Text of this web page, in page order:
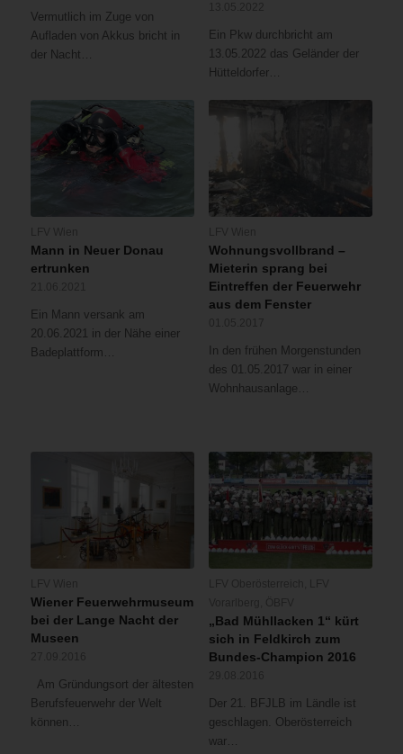
Vermutlich im Zuge von
Aufladen von Akkus bricht in
der Nacht…
Ein Pkw durchbricht am
13.05.2022 das Geländer der
Hütteldorfer…
Mann in Neuer Donau
ertrunken
Ein Mann versank am
20.06.2021 in der Nähe einer
Badeplattform…
Wohnungsvollbrand –
Mieterin sprang bei
Eintreffen der Feuerwehr
aus dem Fenster
In den frühen Morgenstunden
des 01.05.2017 war in einer
Wohnhausanlage…
Wiener Feuerwehrmuseum
bei der Lange Nacht der
Museen
Am Gründungsort der ältesten
Berufsfeuerwehr der Welt
können…
„Bad Mühllacken 1“ kürt
sich in Feldkirch zum
Bundes-Champion 2016
Der 21. BFJLB im Ländle ist
geschlagen. Oberösterreich
war…